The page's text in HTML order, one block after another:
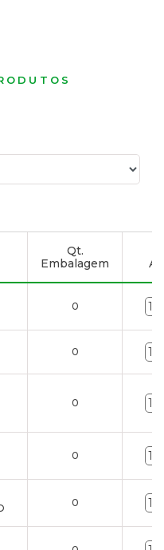
Qt.
Embalagem
0
0
0
0
0